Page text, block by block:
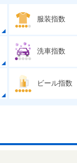
服装指数
洗車指数
ビール指数